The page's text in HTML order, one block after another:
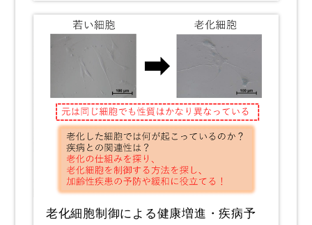
老化細胞制御による健康増進・疾病予